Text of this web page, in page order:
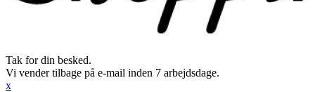
Tak for din besked.
Vi vender tilbage på e-mail inden 7 arbejdsdage.
x